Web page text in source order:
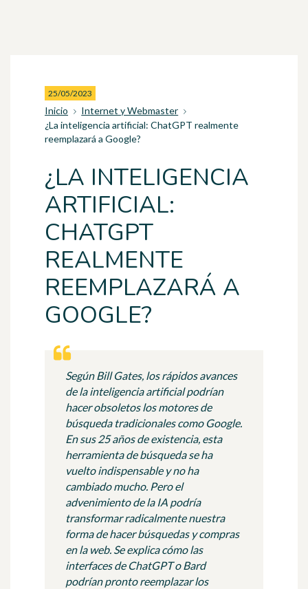
25/05/2023
Inicio
Internet y Webmaster
¿La inteligencia artificial: ChatGPT realmente
reemplazará a Google?
¿LA INTELIGENCIA
ARTIFICIAL:
CHATGPT
REALMENTE
REEMPLAZARÁ A
GOOGLE?
Según Bill Gates, los rápidos avances
de la inteligencia artificial podrían
hacer obsoletos los motores de
búsqueda tradicionales como Google.
En sus 25 años de existencia, esta
herramienta de búsqueda se ha
vuelto indispensable y no ha
cambiado mucho. Pero el
advenimiento de la IA podría
transformar radicalmente nuestra
forma de hacer búsquedas y compras
en la web. Se explica cómo las
interfaces de ChatGPT o Bard
podrían pronto reemplazar los